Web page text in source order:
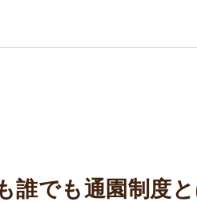
誰でも通園制度